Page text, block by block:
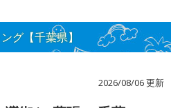
グ【千葉県】
2026/08/06 更新